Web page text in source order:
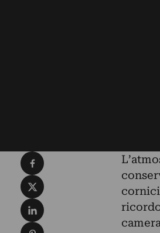
Condividi su Facebook
Condividi su X
Condividi su LinkedIn
Condividi su Pinterest